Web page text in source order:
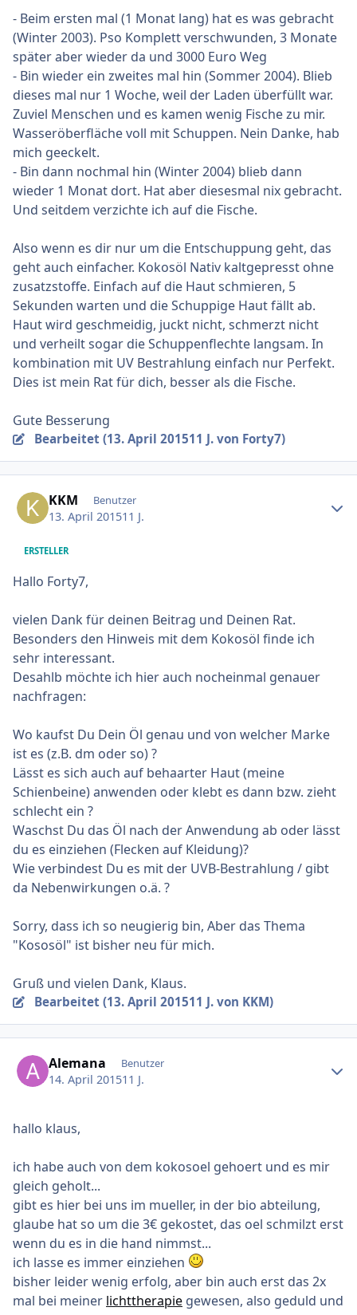
- Beim ersten mal (1 Monat lang) hat es was gebracht
(Winter 2003). Pso Komplett verschwunden, 3 Monate
später aber wieder da und 3000 Euro Weg
- Bin wieder ein zweites mal hin (Sommer 2004). Blieb
dieses mal nur 1 Woche, weil der Laden überfüllt war.
Zuviel Menschen und es kamen wenig Fische zu mir.
Wasseröberfläche voll mit Schuppen. Nein Danke, hab
mich geeckelt.
- Bin dann nochmal hin (Winter 2004) blieb dann
wieder 1 Monat dort. Hat aber diesesmal nix gebracht.
Und seitdem verzichte ich auf die Fische.
Also wenn es dir nur um die Entschuppung geht, das
geht auch einfacher. Kokosöl Nativ kaltgepresst ohne
zusatzstoffe. Einfach auf die Haut schmieren, 5
Sekunden warten und die Schuppige Haut fällt ab.
Haut wird geschmeidig, juckt nicht, schmerzt nicht
und verheilt sogar die Schuppenflechte langsam. In
kombination mit UV Bestrahlung einfach nur Perfekt.
Dies ist mein Rat für dich, besser als die Fische.
Gute Besserung
Bearbeitet (13. April 201511 J.von Forty7)
KKM Benutzer
13. April 201511 J.
ERSTELLER
Hallo Forty7,
vielen Dank für deinen Beitrag und Deinen Rat.
Besonders den Hinweis mit dem Kokosöl finde ich
sehr interessant.
Desahlb möchte ich hier auch nocheinmal genauer
nachfragen:
Wo kaufst Du Dein Öl genau und von welcher Marke
ist es (z.B. dm oder so) ?
Lässt es sich auch auf behaarter Haut (meine
Schienbeine) anwenden oder klebt es dann bzw. zieht
schlecht ein ?
Waschst Du das Öl nach der Anwendung ab oder lässt
du es einziehen (Flecken auf Kleidung)?
Wie verbindest Du es mit der UVB-Bestrahlung / gibt
da Nebenwirkungen o.ä. ?
Sorry, dass ich so neugierig bin, Aber das Thema
"Kososöl" ist bisher neu für mich.
Gruß und vielen Dank, Klaus.
Bearbeitet (13. April 201511 J.von KKM)
Alemana Benutzer
14. April 201511 J.
hallo klaus,
ich habe auch von dem kokosoel gehoert und es mir
gleich geholt...
gibt es hier bei uns im mueller, in der bio abteilung,
glaube hat so um die 3€ gekostet, das oel schmilzt erst
wenn du es in die hand nimmst...
ich lasse es immer einziehen
bisher leider wenig erfolg, aber bin auch erst das 2x
mal bei meiner lichttherapie gewesen, also geduld und